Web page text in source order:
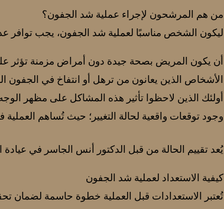
من هم المرشحون لإجراء عملية شد الجفون؟
ليكون الشخص مناسبًا لعملية شد الجفون، يجب توافر
أن يكون المريض بصحة جيدة دون أمراض مزمنة تؤثر
الأشخاص الذين يعانون من ترهل أو انتفاخ في الجفون
أولئك الذين لاحظوا تأثير هذه المشاكل على مظهر
وجود توقعات واقعية لحالة التغيير؛ حيث تُساهم
يُعد تقييم الحالة من قبل الدكتور أنس الجاسر في
كيفية الاستعداد لعملية شد الجفون
تُعتبر الاستعدادات قبل العملية خطوة حاسمة لضمان